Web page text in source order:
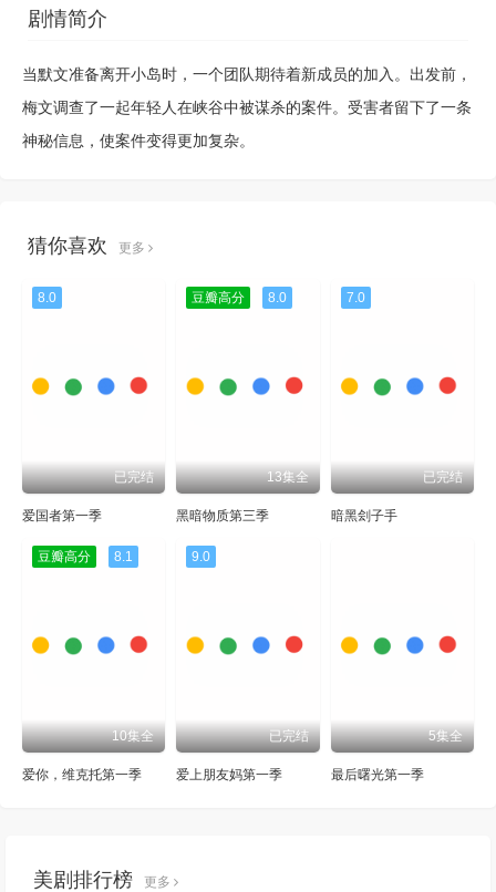
剧情简介
当默文准备离开小岛时，一个团队期待着新成员的加入。出发前，
梅文调查了一起年轻人在峡谷中被谋杀的案件。受害者留下了一条
神秘信息，使案件变得更加复杂。
猜你喜欢 更多
8.0
已完结
爱国者第一季
豆瓣高分 8.0
13集全
黑暗物质第三季
7.0
已完结
暗黑刽子手
豆瓣高分 8.1
10集全
爱你，维克托第一季
9.0
已完结
爱上朋友妈第一季
5集全
最后曙光第一季
美剧排行榜 更多